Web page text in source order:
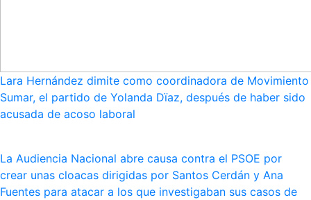
Lara Hernández dimite como coordinadora de Movimiento
Sumar, el partido de Yolanda Dïaz, después de haber sido
acusada de acoso laboral
La Audiencia Nacional abre causa contra el PSOE por
crear unas cloacas dirigidas por Santos Cerdán y Ana
Fuentes para atacar a los que investigaban sus casos de